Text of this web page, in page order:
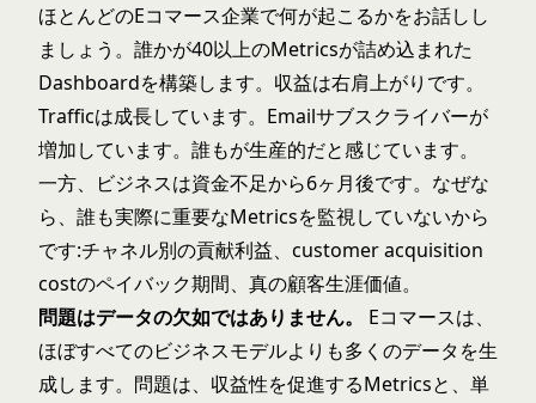
ほとんどのEコマース企業で何が起こるかをお話しし
ましょう。誰かが40以上のMetricsが詰め込まれた
Dashboardを構築します。収益は右肩上がりです。
Trafficは成長しています。Emailサブスクライバーが
増加しています。誰もが生産的だと感じています。
一方、ビジネスは資金不足から6ヶ月後です。なぜな
ら、誰も実際に重要なMetricsを監視していないから
です:チャネル別の貢献利益、 customer acquisition
costのペイバック期間、真の顧客生涯価値。
問題はデータの欠如ではありません。
Eコマースは、
ほぼすべてのビジネスモデルよりも多くのデータを生
成します。問題は、収益性を促進するMetricsと、単